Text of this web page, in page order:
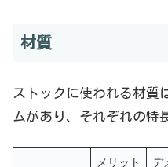
材質
ストックに使われる材質
ムがあり、それぞれの特
メリット デ